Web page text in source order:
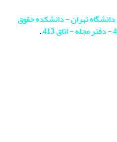
دانشگاه تهران - دانشکده حقوق
.